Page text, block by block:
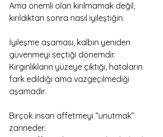
Ama önemli olan kırılmamak değil,
kırıldıktan sonra nasıl iyileştiğin.
İyileşme aşaması, kalbin yeniden
güvenmeyi seçtiği dönemdir.
Kırgınlıkların yüzeye çıktığı, hataların
fark edildiği ama vazgeçilmediği
aşamadır.
Birçok insan affetmeyi “unutmak”
zanneder.